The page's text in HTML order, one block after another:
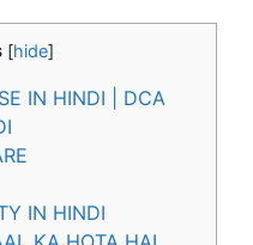
[hide]
IN HINDI | DCA
IN HINDI